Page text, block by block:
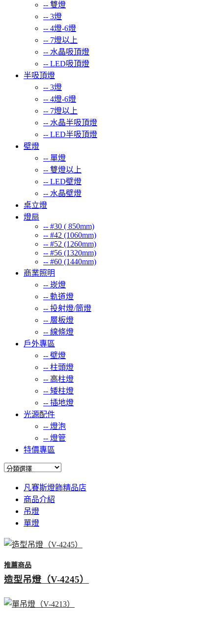
-- 雙燈
-- 3燈
-- 4燈-6燈
-- 7燈以上
-- 水晶吸頂燈
-- LED吸頂燈
半吸頂燈
-- 3燈
-- 4燈-6燈
-- 7燈以上
-- 水晶半吸頂燈
-- LED半吸頂燈
壁燈
-- 單燈
-- 雙燈以上
-- LED壁燈
-- 水晶壁燈
桌立燈
燈扇
-- #30 ( 850mm)
-- #42 (1060mm)
-- #52 (1260mm)
-- #56 (1320mm)
-- #60 (1440mm)
商業照明
-- 崁燈
-- 軌道燈
-- 投射燈/筒燈
-- 層板燈
-- 線條燈
戶外專區
-- 壁燈
-- 柱頭燈
-- 高柱燈
-- 矮柱燈
-- 插地燈
光源配件
-- 燈泡
-- 燈管
特價專區
凡賽斯燈飾精品店
商品介紹
吊燈
單燈
推薦商品
造型吊燈（V-4245）